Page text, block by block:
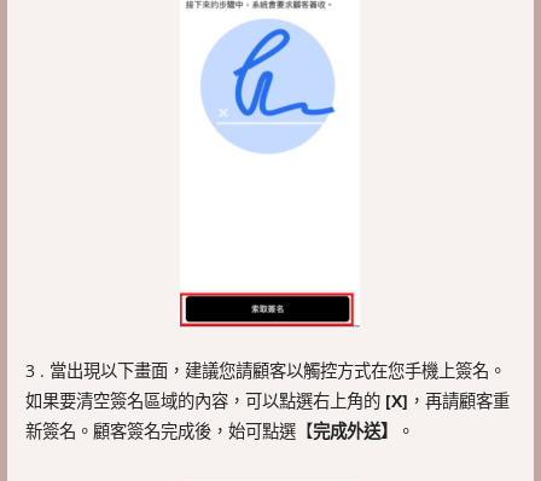
3 . 當出現以下畫面，建議您請顧客以觸控方式在您手機上簽名。
如果要清空簽名區域的內容，可以點選右上角的 [X] ，再請顧客重
新簽名。顧客簽名完成後，始可點選【完成外送】 。